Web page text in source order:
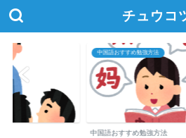
チュウコ
中国語おすすめ勉強方法
中国語おすすめ勉強方法